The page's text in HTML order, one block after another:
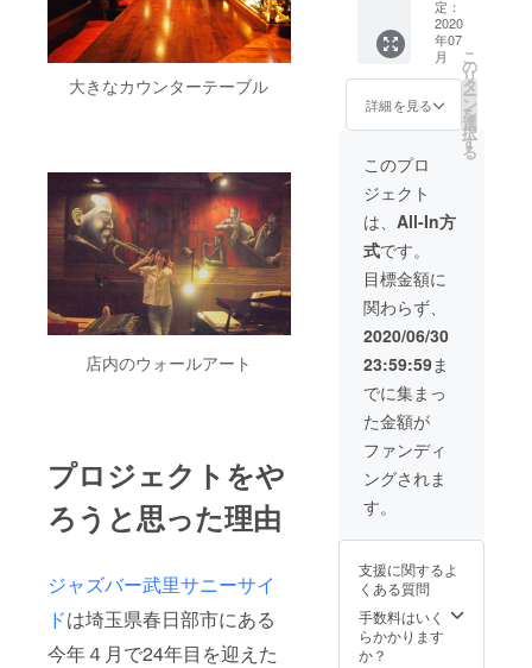
大きなカウンターテーブル
店内のウォールアート
プロジェクトをや
ろうと思った理由
ジャズバー武里サニーサイ
ドは埼玉県春日部市にある
今年４月で24年目を迎えた
す。
７月～
2020年
12月ま
でに月
う生ラ
イブ配
日時
を、
メール
にてお
ていた
しま
す。
生
ライブ
配信は
動画を
ご覧い
ただい
ている
ファン
と 一
緒に作
す。
リクエ
ストを
聞いた
り、
トーク
欄に
ジャズ
バー武
里サ
ニーサ
イドHP
お
お書き
くださ
NG
な方は
「NG」
とお書
きくだ
2020年
７月～
12月ま
でに月
う生ラ
日時
を、
メール
にてお
知らせ
ていた
ていた
だきま
す。
ま
たご自
身の
どをお
方は、
そ
ちらに
リンク
を飛ば
すよう
に作成
いたし
※備考
欄に
ジャズ
バー武
里サ
ニーサ
イドHP
お
名前を
お書き
くださ
い。
NG
ます。
・協力
いただ
いた皆
様の名
前をサ
ニーサ
HPに、
掲載
させて
いただ
きま
す。
※実名掲
載NGな
方はイ
ニシャ
ルで掲
載させ
ていた
だきま
す。
ま
たご自
身の
どをお
方は、
そ
ちらに
リンク
定：
2020
年07
月
詳細を見る
こ
の
リ
タ
ー
ン
を
選
択
す
る
このプロ
ジェクト
は、 All-In方
式です。
目標金額に
関わらず、
2020/06/30
23:59:59ま
でに集まっ
た金額が
ファンディ
ングされま
す。
支援に関するよ
くある質問
手数料はいく
らかかります
か？